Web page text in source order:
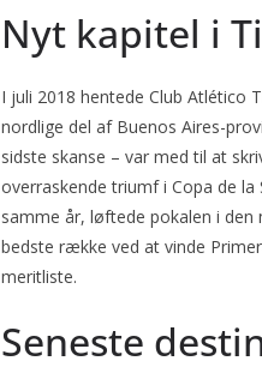
Nyt kapitel i
I juli 2018 hentede Club Atlético
nordlige del af Buenos Aires-
sidste skanse – var med til at
overraskende triumf i Copa de
samme år, løftede pokalen i
bedste række ved at vinde
meritliste.
Seneste